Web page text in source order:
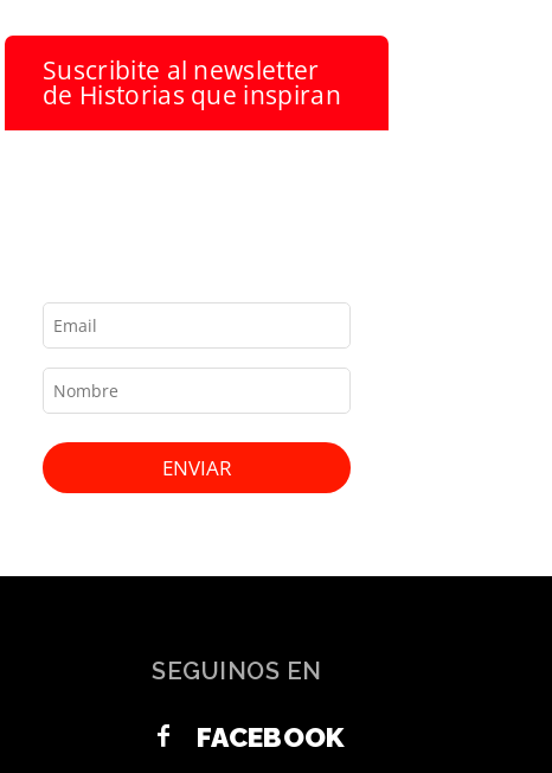
Suscribite al newsletter
de Historias que inspiran
ENVIAR
SEGUINOS EN
FACEBOOK